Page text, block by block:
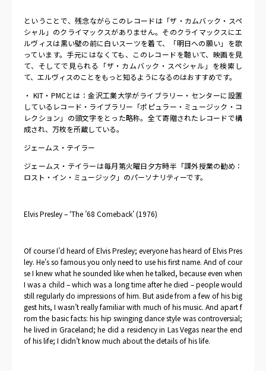
ということで、残念ながらこのレコードは「ザ・カムバック・スペ
シャル」のクライマックスがありません。そのクライマックスにエ
ルヴィスは黒い壁の前に白いスーツを着て、「明日への願い」を歌
っています。手元にはなくても、このレコードを聴いて、映画を見
て、そしてで見られる「ザ・カムバック・スペシャル」を検索し
て、エルヴィスのことをもっと知るようになるのはおすすめです。
・ KIT・PMCとは：金沢工業大学がライブラリー・センターに設置
しているレコード・ライブラリー「ポピュラー・ミュージック・コ
レクション」の頭文字をとった略称。全て寄贈されたレコードで構
成され、万枚を所蔵している。
ジェームス・テイラー
ジェームス・テイラーは毎月第火曜日夕方時半「課外授業の勧め：
ロスト・イン・ミュージック」のパーソナリティーです。
Elvis Presley – ‘The ’68 Comeback’ (1976)
Of course I’d heard of Elvis Presley; everyone has heard of Elvis Pres
ley. He’s so famous you only need to use his first name. And of cour
se I knew what he sounded like when he talked, because even when
I was a child – which was a long time after he died – people would
still regularly do impressions of him. But aside from a few of his big
gest hits, I wasn’t really familiar with much of his music. And apart f
rom the basic facts: his hip swinging dance style was controversial;
he lived in Graceland; he did a residency in Las Vegas near the end
of his life; I didn’t know much about the details of his life.